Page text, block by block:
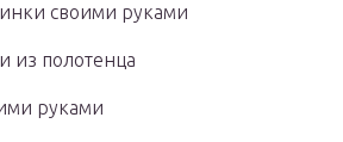
своими руками
из полотенца
руками